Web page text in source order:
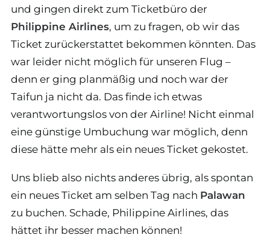
und gingen direkt zum Ticketbüro der
Philippine Airlines, um zu fragen, ob wir das
Ticket zurückerstattet bekommen könnten. Das
war leider nicht möglich für unseren Flug –
denn er ging planmäßig und noch war der
Taifun ja nicht da. Das finde ich etwas
verantwortungslos von der Airline! Nicht einmal
eine günstige Umbuchung war möglich, denn
diese hätte mehr als ein neues Ticket gekostet.
Uns blieb also nichts anderes übrig, als spontan
ein neues Ticket am selben Tag nach Palawan
zu buchen. Schade, Philippine Airlines, das
hättet ihr besser machen können!